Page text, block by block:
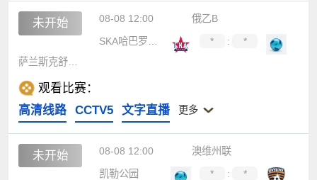
未开始 08-08 12:00
俄乙B
* :
*
观看比赛：
高清线路
CCTV5 文字直播 更多
未开始 08-08 12:00
澳维州联
凯勒公园
* :
*